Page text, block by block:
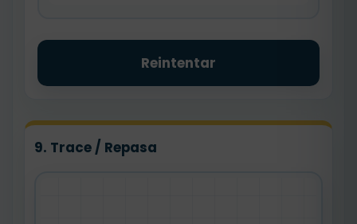
Reintentar
9. Trace / Repasa